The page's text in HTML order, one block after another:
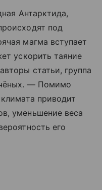
Антарктида,
под
магма вступает
ускорить таяние
статьи, группа
— Помимо
приводит
уменьшение веса
его